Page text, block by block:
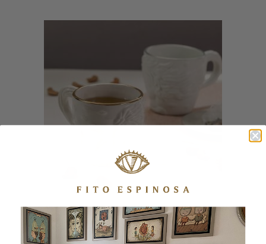
MUG VIENTO